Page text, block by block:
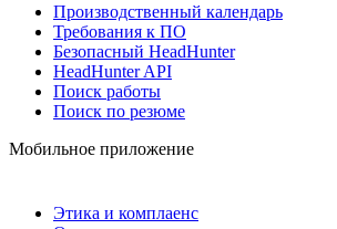
Производственный календарь
Требования к ПО
Безопасный HeadHunter
HeadHunter API
Поиск работы
Поиск по резюме
Мобильное приложение
Этика и комплаенс